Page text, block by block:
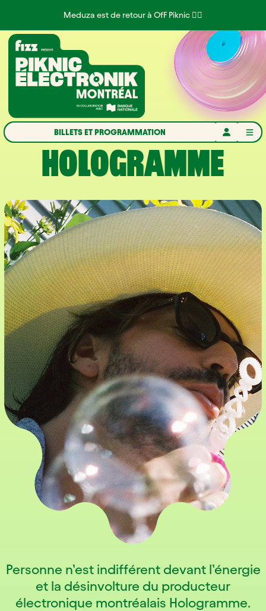
Meduza est de retour à OfF Piknic ❤️‍🔥
Accueil
BILLETS ET PROGRAMMATION
HOLOGRAMME
Personne n’est indifférent devant l’énergie
et la désinvolture du producteur
électronique montréalais Hologramme.